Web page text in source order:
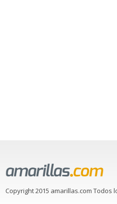
Copyright 2015 amarillas.com